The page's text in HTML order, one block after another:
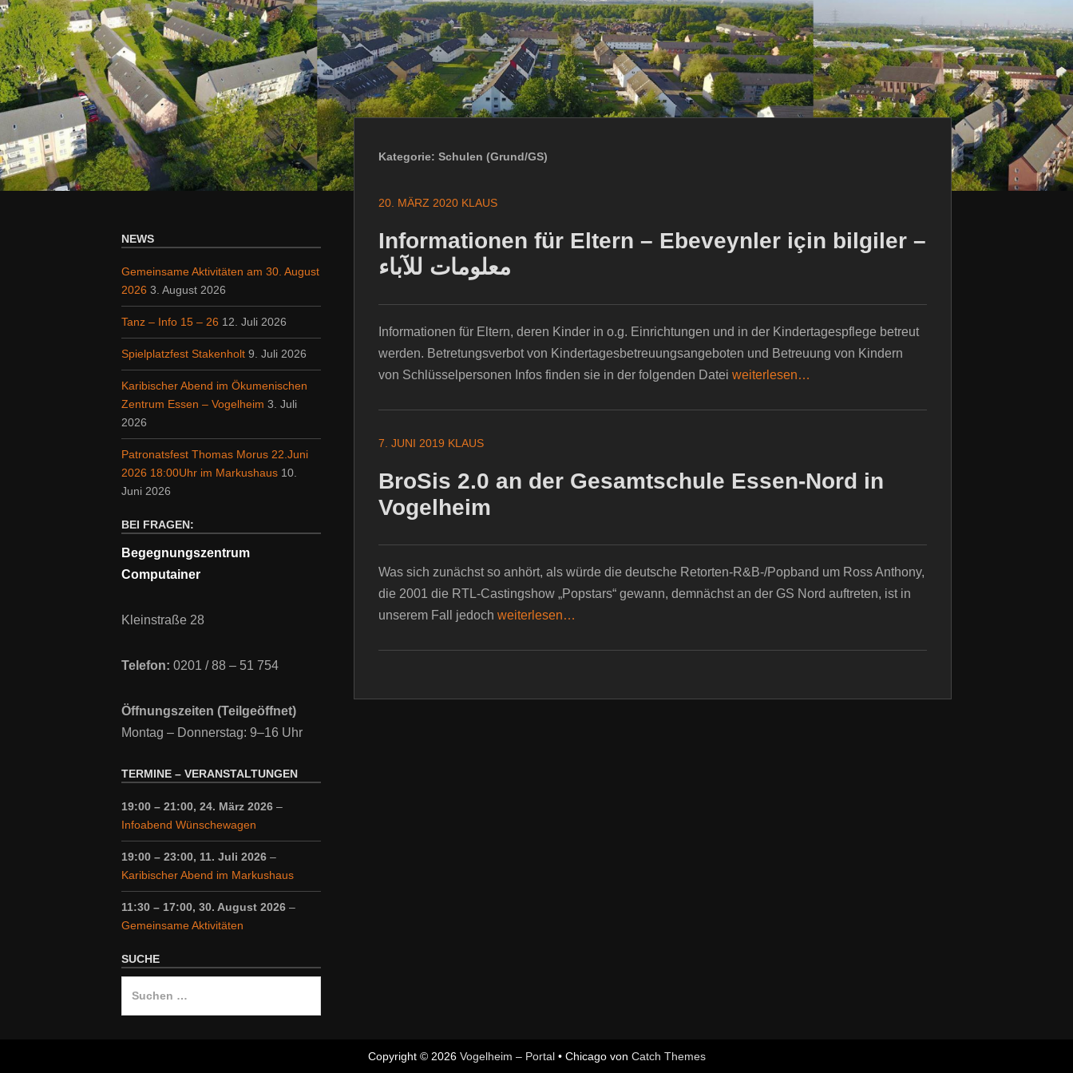
Kategorie:Schulen (Grund/GS)
20. MÄRZ 2020 KLAUS
Informationen für Eltern – Ebeveynler için bilgiler –
معلومات للآباء
Informationen für Eltern, deren Kinder in o.g. Einrichtungen und in der Kindertagespflege betreut
werden. Betretungsverbot von Kindertagesbetreuungsangeboten und Betreuung von Kindern
von Schlüsselpersonen Infos finden sie in der folgenden Dateiweiterlesen…
7. JUNI 2019 KLAUS
BroSis 2.0 an der Gesamtschule Essen-Nord in
Vogelheim
Was sich zunächst so anhört, als würde die deutsche Retorten-R&B-/Popband um Ross Anthony,
die 2001 die RTL-Castingshow „Popstars“ gewann, demnächst an der GS Nord auftreten, ist in
unserem Fall jedochweiterlesen…
NEWS
Gemeinsame Aktivitäten am 30. August
2026 3. August 2026
Tanz – Info 15 – 26 12. Juli 2026
Spielplatzfest Stakenholt 9. Juli 2026
Karibischer Abend im Ökumenischen
Zentrum Essen – Vogelheim 3. Juli
2026
Patronatsfest Thomas Morus 22.Juni
2026 18:00Uhr im Markushaus 10.
Juni 2026
BEI FRAGEN:
Begegnungszentrum
Computainer
Kleinstraße 28
Telefon: 0201 / 88 – 51 754
Öffnungszeiten (Teilgeöffnet)
Montag – Donnerstag: 9–16 Uhr
TERMINE – VERANSTALTUNGEN
19:00 – 21:00, 24. März 2026 –
Infoabend Wünschewagen
19:00 – 23:00, 11. Juli 2026 –
Karibischer Abend im Markushaus
11:30 – 17:00, 30. August 2026 –
Gemeinsame Aktivitäten
SUCHE
Copyright © 2026 Vogelheim – Portal• Chicago von Catch Themes